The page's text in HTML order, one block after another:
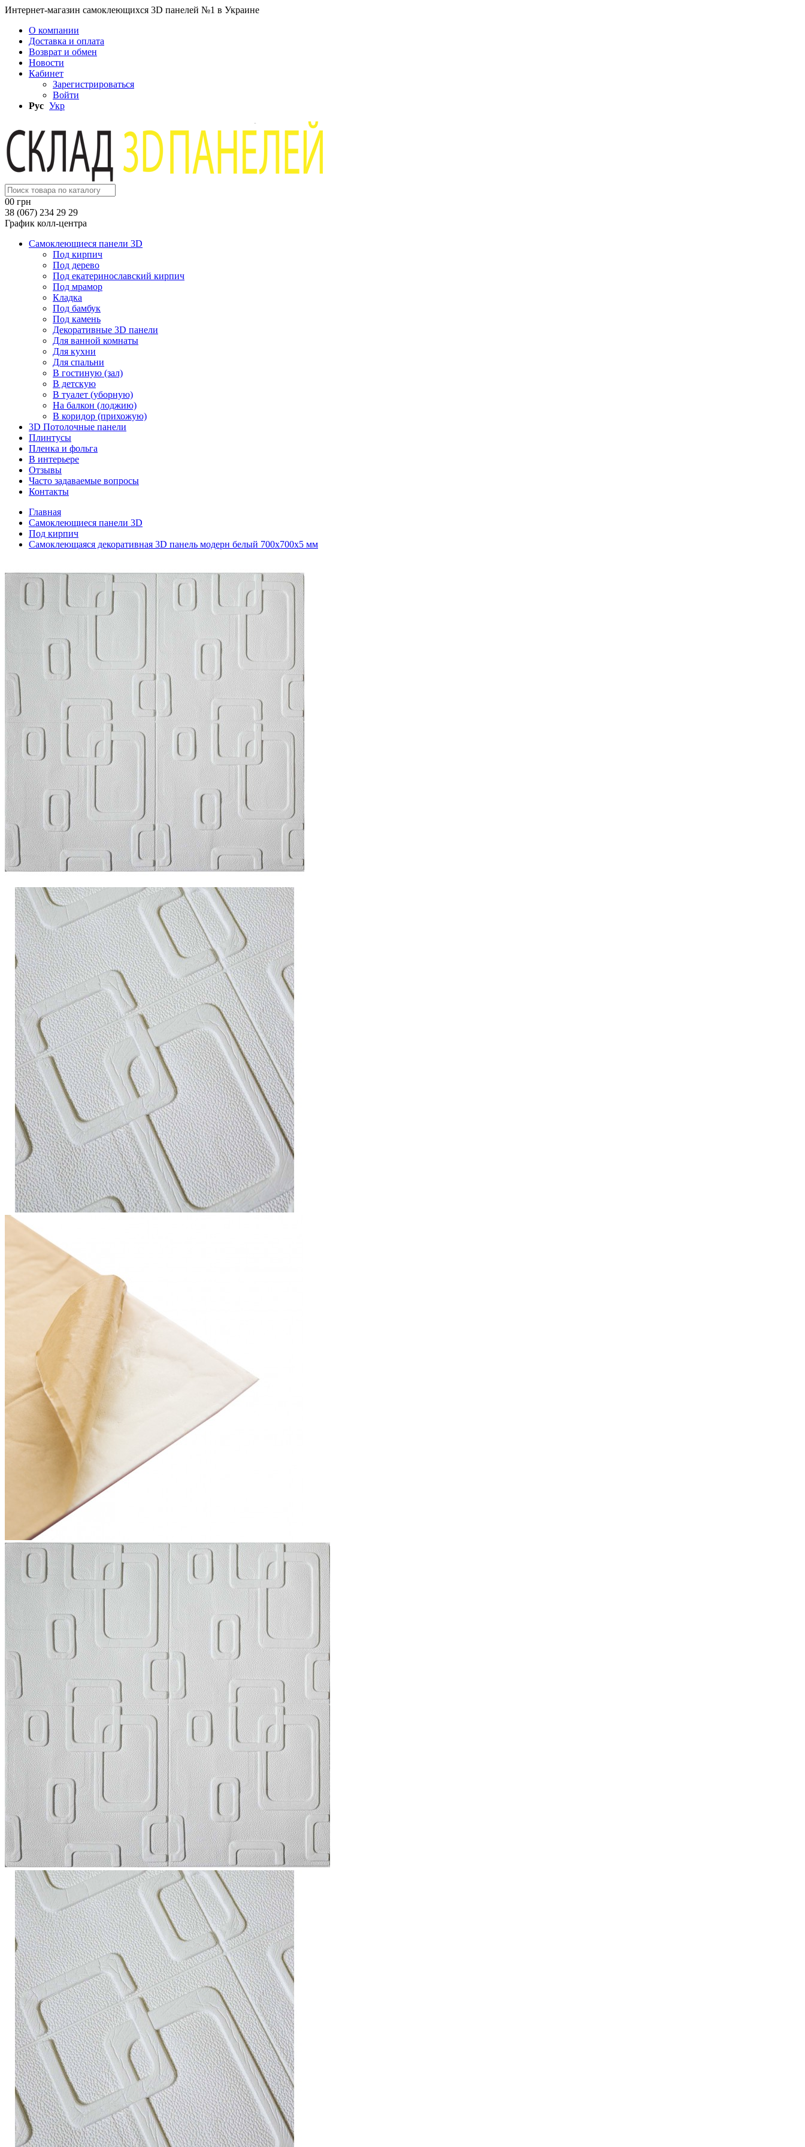
Интернет-магазин самоклеющихся 3D панелей №1 в Украине
О компании
Доставка и оплата
Возврат и обмен
Новости
Кабинет
Зарегистрироваться
Войти
Рус Укр
00 грн
38 (067) 234 29 29
График колл-центра
Самоклеющиеся панели 3D
Под кирпич
Под дерево
Под екатеринославский кирпич
Под мрамор
Кладка
Под бамбук
Под камень
Декоративные 3D панели
Для ванной комнаты
Для кухни
Для спальни
В гостиную (зал)
В детскую
В туалет (уборную)
На балкон (лоджию)
В коридор (прихожую)
3D Потолочные панели
Плинтусы
Пленка и фольга
В интерьере
Отзывы
Часто задаваемые вопросы
Контакты
Главная
Самоклеющиеся панели 3D
Под кирпич
Самоклеющаяся декоративная 3D панель модерн белый 700x700x5 мм